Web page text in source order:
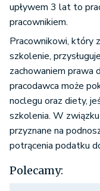
upływem 3 lat to
pracownikiem.
Pracownikowi, który
szkolenie,
zachowaniem prawa
pracodawca może
noclegu oraz diety,
szkolenia. W
przyznane na
potrącenia podatku
Polecamy: